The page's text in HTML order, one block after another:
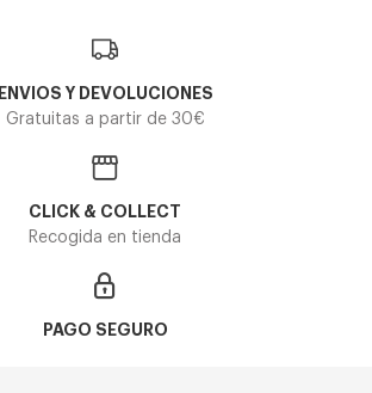
ENVIOS Y DEVOLUCIONES
Gratuitas a partir de 30€
CLICK & COLLECT
Recogida en tienda
PAGO SEGURO